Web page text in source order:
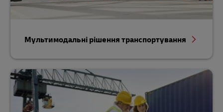
Мультимодальні рішення транспортування